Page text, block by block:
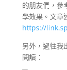
的朋友們，參
學效果。文章
https://
另外，過往我
閱讀：